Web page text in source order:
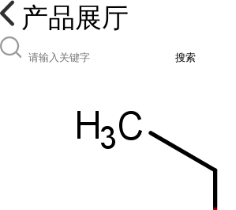
产品展厅
搜索